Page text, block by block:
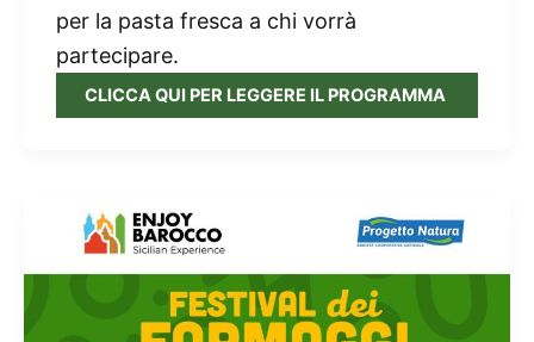
per la pasta fresca a chi vorrà
partecipare.
CLICCA QUI PER LEGGERE IL PROGRAMMA